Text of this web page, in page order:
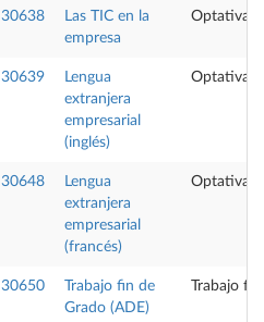
30638
Las TIC en la
empresa
Optativa
30639
Lengua
extranjera
empresarial
(inglés)
Optativa
30648
Lengua
extranjera
empresarial
(francés)
Optativa
30650
Trabajo fin de
Grado (ADE)
Trabajo